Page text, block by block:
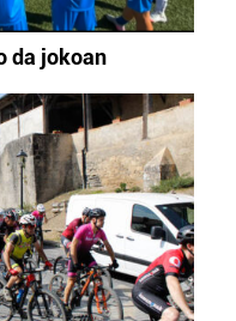
da jokoan